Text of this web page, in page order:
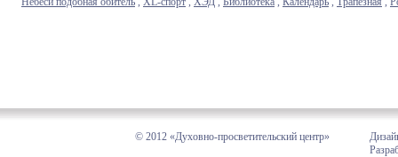
© 2012 «Духовно-просветительский центр»